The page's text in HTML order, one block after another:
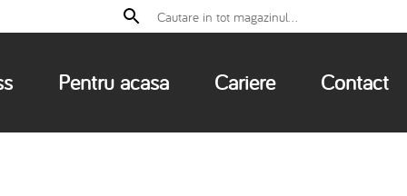
Pentru acasa Cariere Contact